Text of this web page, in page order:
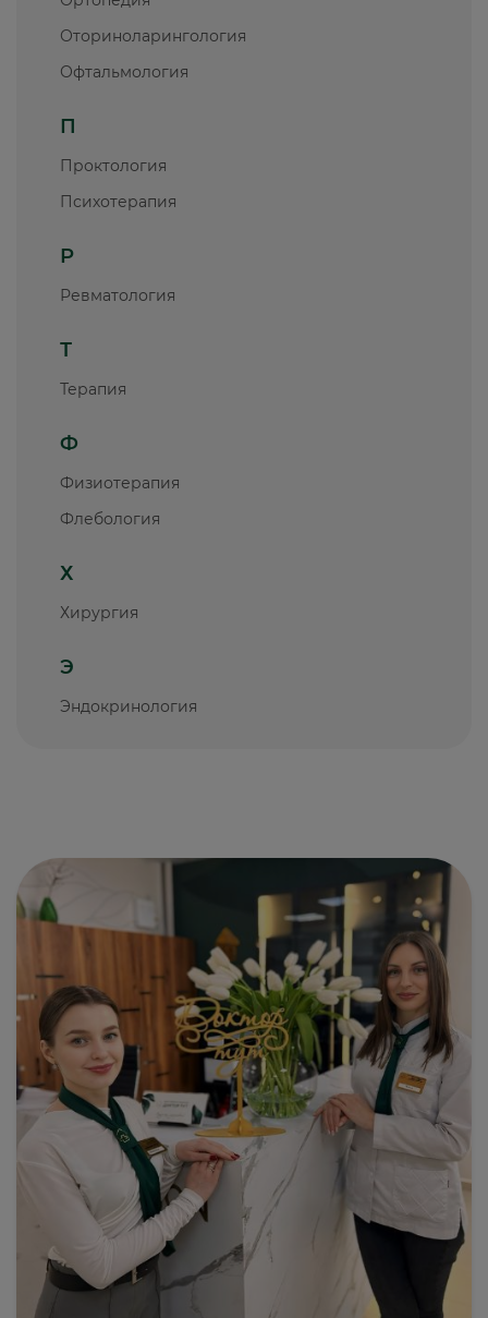
Оториноларингология
Офтальмология
П
Проктология
Психотерапия
Р
Ревматология
Т
Терапия
Ф
Физиотерапия
Флебология
Х
Хирургия
Э
Эндокринология